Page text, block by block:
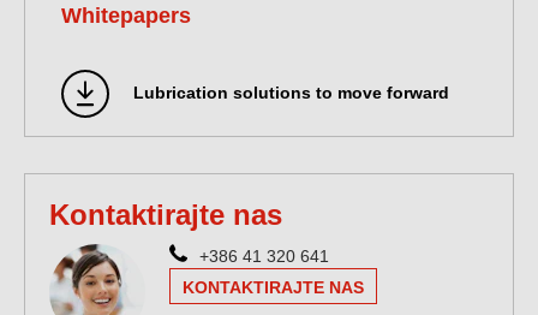
Whitepapers
Lubrication solutions to move forward
Kontaktirajte nas
+386 41 320 641
KONTAKTIRAJTE NAS